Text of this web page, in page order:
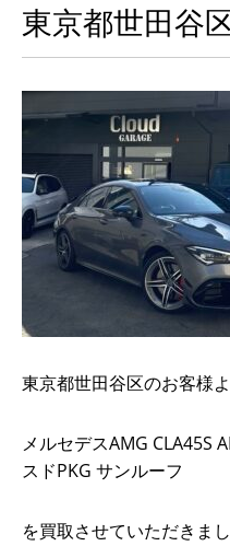
東京都世田谷
東京都世田谷区のお客様
メルセデスAMG CLA45S
スドPKG サンルーフ
を買取させていただきまし